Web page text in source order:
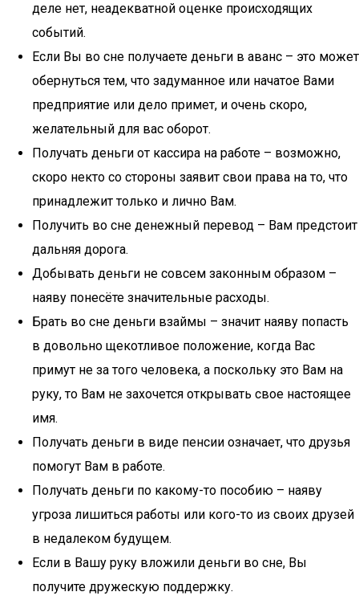
деле нет, неадекватной оценке происходящих
событий.
Если Вы во сне получаете деньги в аванс – это может
обернуться тем, что задуманное или начатое Вами
предприятие или дело примет, и очень скоро,
желательный для вас оборот.
Получать деньги от кассира на работе – возможно,
скоро некто со стороны заявит свои права на то, что
принадлежит только и лично Вам.
Получить во сне денежный перевод – Вам предстоит
дальняя дорога.
Добывать деньги не совсем законным образом –
наяву понесёте значительные расходы.
Брать во сне деньги взаймы – значит наяву попасть
в довольно щекотливое положение, когда Вас
примут не за того человека, а поскольку это Вам на
руку, то Вам не захочется открывать свое настоящее
имя.
Получать деньги в виде пенсии означает, что друзья
помогут Вам в работе.
Получать деньги по какому-то пособию – наяву
угроза лишиться работы или кого-то из своих друзей
в недалеком будущем.
Если в Вашу руку вложили деньги во сне, Вы
получите дружескую поддержку.